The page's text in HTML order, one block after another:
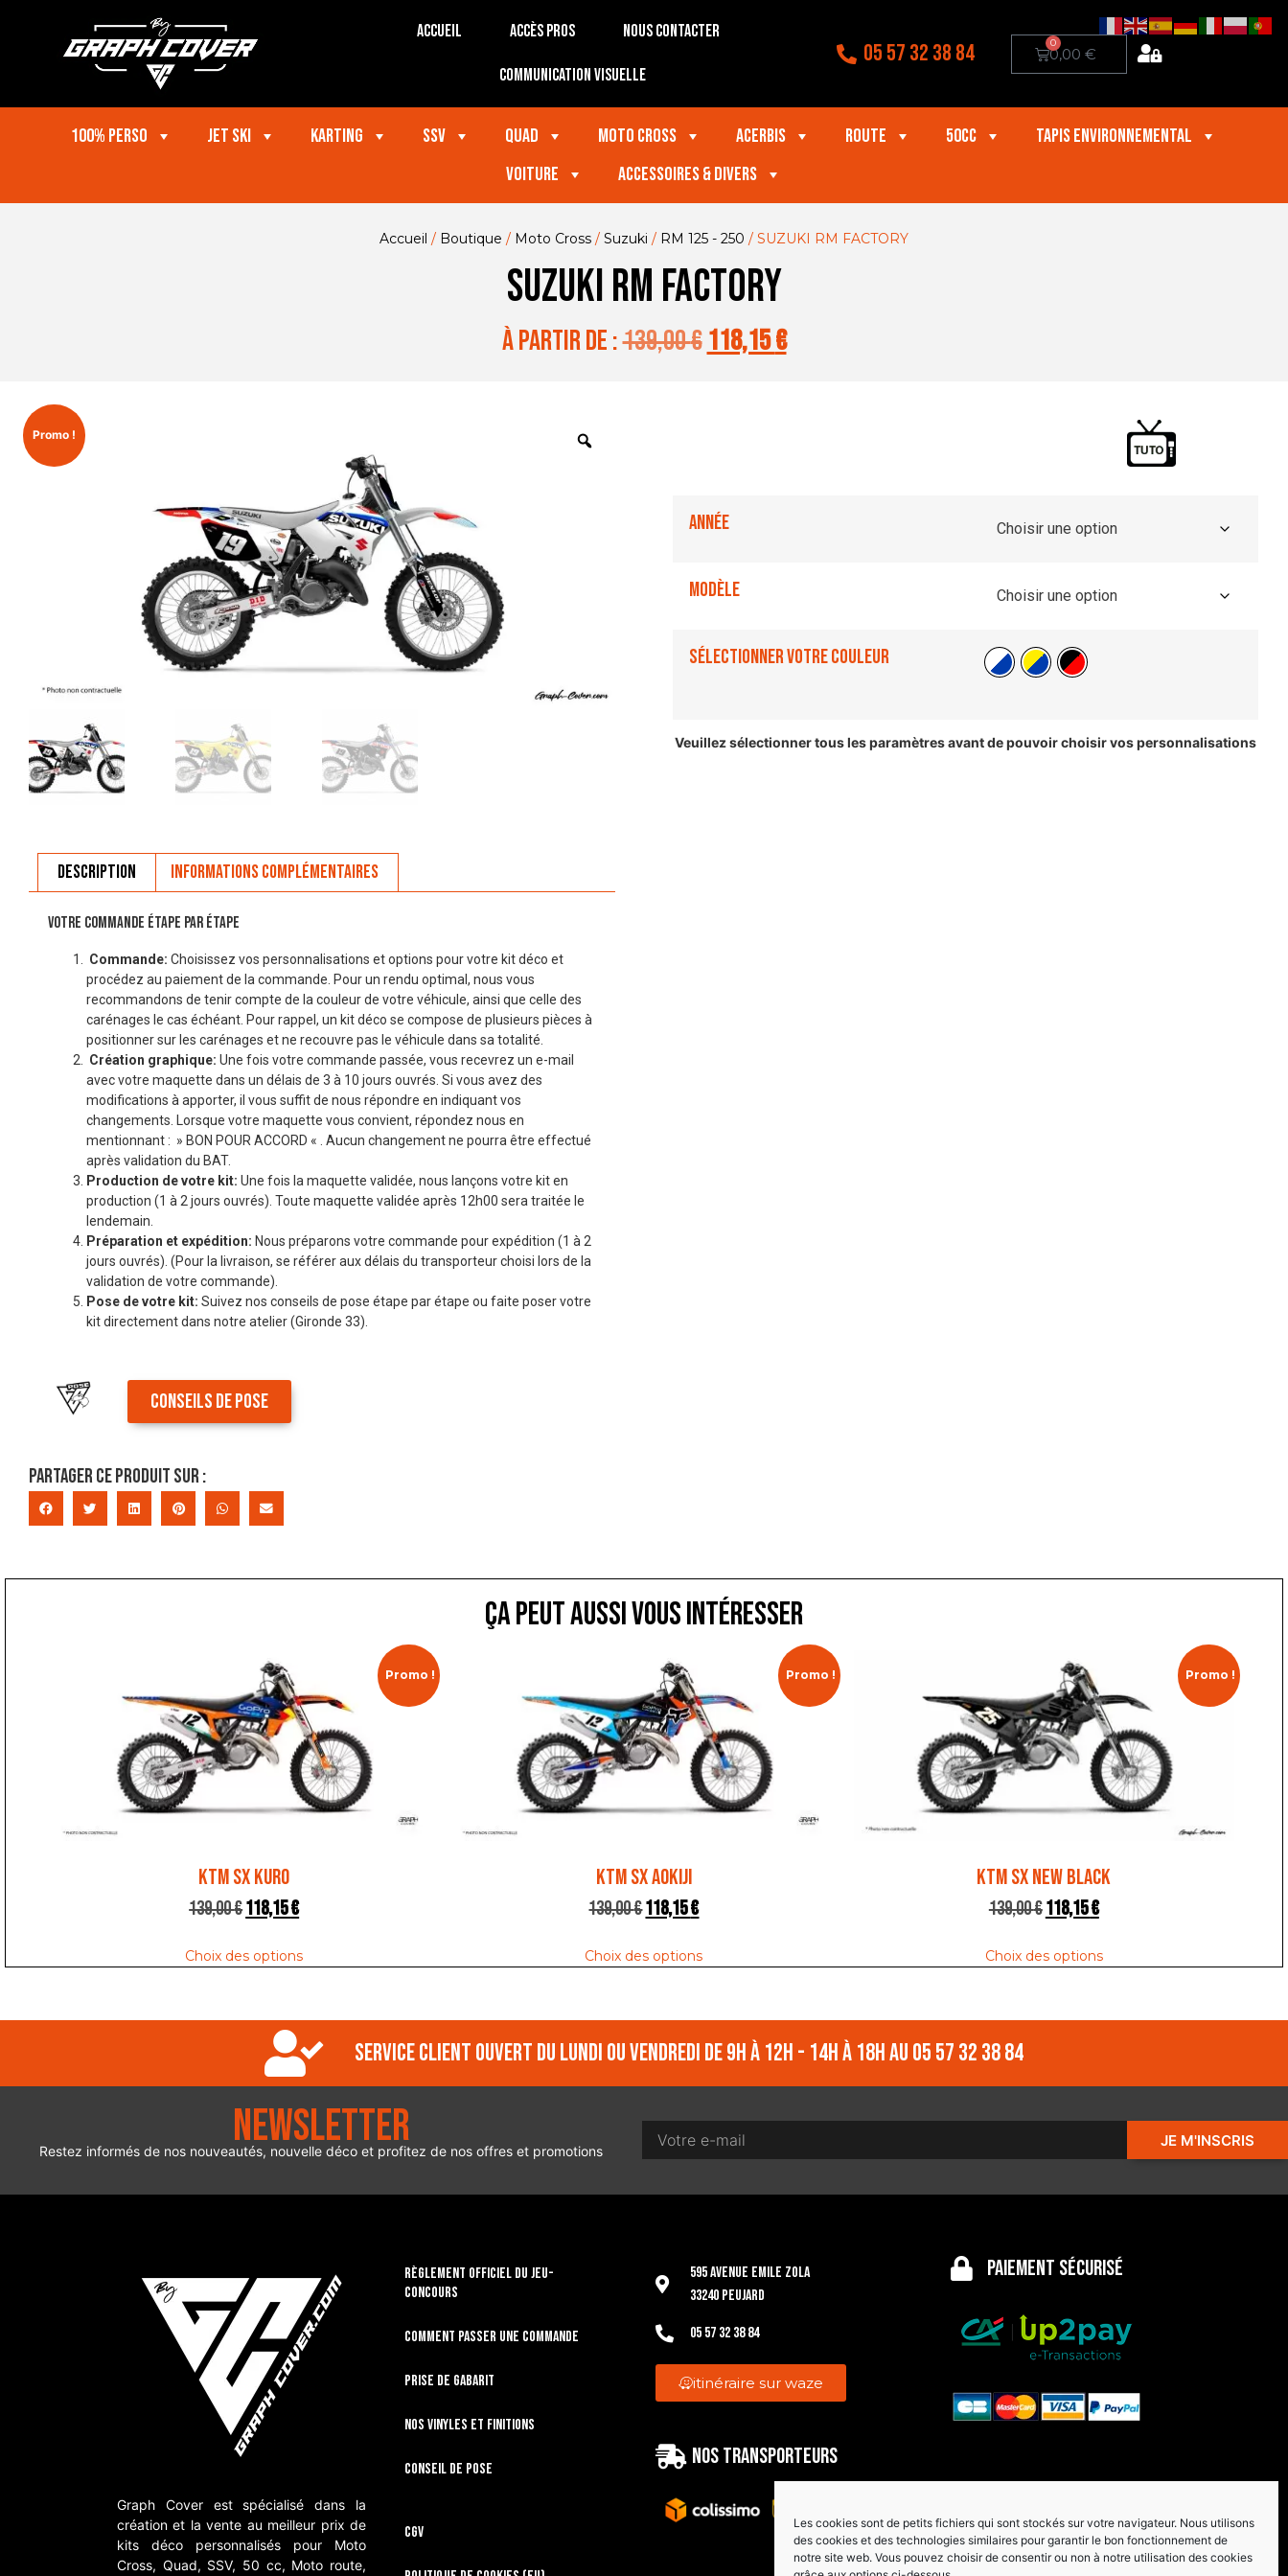
Les cookies sont de petits fichiers qui sont stockés sur votre navigateur. Nous utilisons
des cookies et des technologies similaires pour garantir le bon fonctionnement de
notre site web. Vous pouvez choisir de consentir ou non à notre utilisation des cookies
Accueil Accès Pros Nous contacter
Communication visuelle
05 57 32 38 84 0,00 €
0
100% perso Jet ski Karting SSV Quad Moto Cross Acerbis Route 50cc
Tapis Environnemental
VOITURE
Accessoires & divers
Accueil / Boutique / Moto Cross / Suzuki / RM 125 - 250 / SUZUKI RM FACTORY
SUZUKI RM FACTORY
à partir de :139,00€ 118,15€
Promo !
Description Informations complémentaires
VOTRE COMMANDE ÉTAPE PAR ÉTAPE
Commande: Choisissez vos personnalisations et options pour votre kit déco et
procédez au paiement de la commande. Pour un rendu optimal, nous vous
recommandons de tenir compte de la couleur de votre véhicule, ainsi que celle des
carénages le cas échéant. Pour rappel, un kit déco se compose de plusieurs pièces à
positionner sur les carénages et ne recouvre pas le véhicule dans sa totalité.
Création graphique: Une fois votre commande passée, vous recevrez un e-mail
avec votre maquette dans un délais de 3 à 10 jours ouvrés. Si vous avez des
modifications à apporter, il vous suffit de nous répondre en indiquant vos
changements. Lorsque votre maquette vous convient, répondez nous en
mentionnant : » BON POUR ACCORD « . Aucun changement ne pourra être effectué
après validation du BAT.
Production de votre kit: Une fois la maquette validée, nous lançons votre kit en
production (1 à 2 jours ouvrés). Toute maquette validée après 12h00 sera traitée le
lendemain.
Préparation et expédition: Nous préparons votre commande pour expédition (1 à 2
jours ouvrés). (Pour la livraison, se référer aux délais du transporteur choisi lors de la
validation de votre commande).
Pose de votre kit: Suivez nos conseils de pose étape par étape ou faite poser votre
kit directement dans notre atelier (Gironde 33).
CONSEILS DE POSE
Partager ce produit sur :
Année
Modèle
Sélectionner votre couleur
Veuillez sélectionner tous les paramètres avant de pouvoir choisir vos personnalisations
ça peut aussi vous intéresser
Promo !
KTM SX KURO
139,00€118,15€
Choix des options
Promo !
KTM SX AOKIJI
139,00€118,15€
Choix des options
Promo !
KTM SX NEW BLACK
139,00€118,15€
Choix des options
Service client ouvert du lundi ou vendredi de 9h à 12h - 14h à 18h au 05 57 32 38 84
Newsletter
Restez informés de nos nouveautés, nouvelle déco et profitez de nos offres et promotions
JE M'INSCRIS
Graph Cover est spécialisé dans la
création et la vente au meilleur prix de
kits déco personnalisés pour Moto
Cross, Quad, SSV, 50 cc, Moto route,
RÈGLEMENT OFFICIEL DU JEU-
CONCOURS
Comment passer une commande
Prise de gabarit
Nos vinyles et finitions
Conseil de pose
CGV
595 Avenue Emile Zola
33240 Peujard
05 57 32 38 84
itinéraire sur waze
Nos transporteurs
Paiement sécurisé